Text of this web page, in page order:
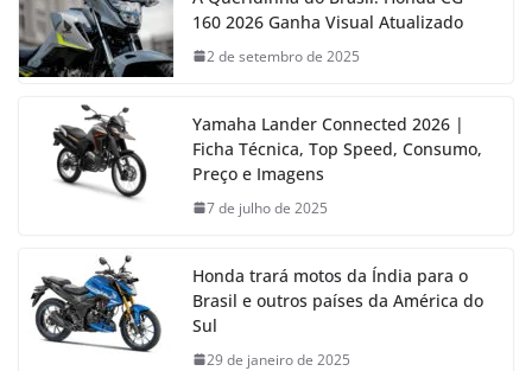
160 2026 Ganha Visual Atualizado
2 de setembro de 2025
Yamaha Lander Connected 2026 |
Ficha Técnica, Top Speed, Consumo,
Preço e Imagens
7 de julho de 2025
Honda trará motos da Índia para o
Brasil e outros países da América do
Sul
29 de janeiro de 2025